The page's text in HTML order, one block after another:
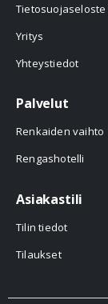
Tietosuojaseloste
Yritys
Yhteystiedot
Palvelut
Renkaiden vaihto
Rengashotelli
Asiakastili
Tilin tiedot
Tilaukset